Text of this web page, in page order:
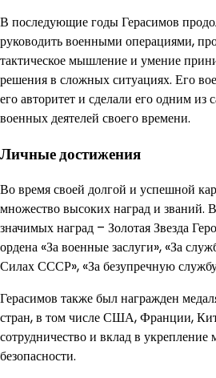
В последующие годы Герасимов
руководить военными операциями,
тактическое мышление и умение
решения в сложных ситуациях. Его
его авторитет и сделали его одним из
военных деятелей своего времени.
Личные достижения
Во время своей долгой и успешной
множество высоких наград и званий.
значимых наград – Золотая Звезда
ордена «За военные заслуги», «За
Силах СССР», «За безупречную
Герасимов также был награжден
стран, в том числе США, Франции,
сотрудничество и вклад в
безопасности.